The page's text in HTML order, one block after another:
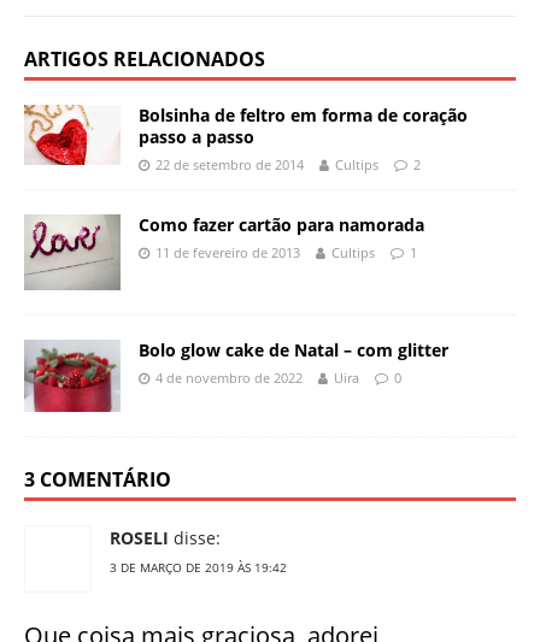
ARTIGOS RELACIONADOS
Bolsinha de feltro em forma de coração
passo a passo
22 de setembro de 2014 Cultips 2
Como fazer cartão para namorada
11 de fevereiro de 2013 Cultips 1
Bolo glow cake de Natal – com glitter
4 de novembro de 2022 Uira 0
3 COMENTÁRIO
ROSELI disse:
3 DE MARÇO DE 2019 ÀS 19:42
Que coisa mais graciosa, adorei